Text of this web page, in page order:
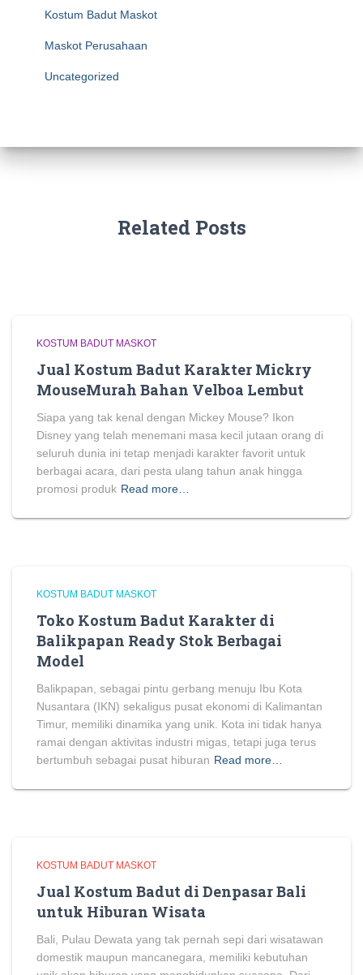
Kostum Badut Maskot
Maskot Perusahaan
Uncategorized
Related Posts
KOSTUM BADUT MASKOT
Jual Kostum Badut Karakter Mickry
MouseMurah Bahan Velboa Lembut
Siapa yang tak kenal dengan Mickey Mouse? Ikon
Disney yang telah menemani masa kecil jutaan orang di
seluruh dunia ini tetap menjadi karakter favorit untuk
berbagai acara, dari pesta ulang tahun anak hingga
promosi produk Read more…
KOSTUM BADUT MASKOT
Toko Kostum Badut Karakter di
Balikpapan Ready Stok Berbagai
Model
Balikpapan, sebagai pintu gerbang menuju Ibu Kota
Nusantara (IKN) sekaligus pusat ekonomi di Kalimantan
Timur, memiliki dinamika yang unik. Kota ini tidak hanya
ramai dengan aktivitas industri migas, tetapi juga terus
bertumbuh sebagai pusat hiburan Read more…
KOSTUM BADUT MASKOT
Jual Kostum Badut di Denpasar Bali
untuk Hiburan Wisata
Bali, Pulau Dewata yang tak pernah sepi dari wisatawan
domestik maupun mancanegara, memiliki kebutuhan